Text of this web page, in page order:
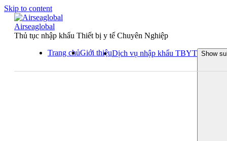
Skip to content
Airseaglobal
Thủ tục nhập khẩu Thiết bị y tế Chuyên Nghiệp
Trang chủGiới thiệuDịch vụ nhập khẩu TBYT Show